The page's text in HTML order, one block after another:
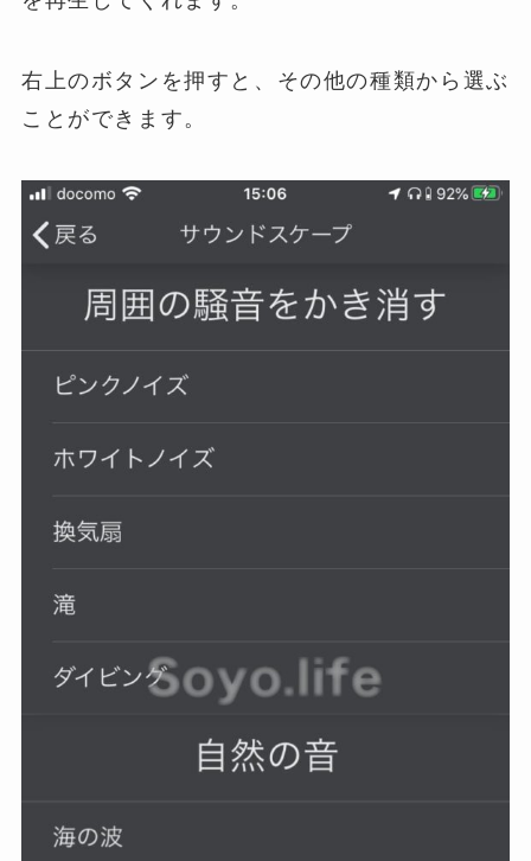
右上のボタンを押すと、その他の種類から選ぶ
ことができます。